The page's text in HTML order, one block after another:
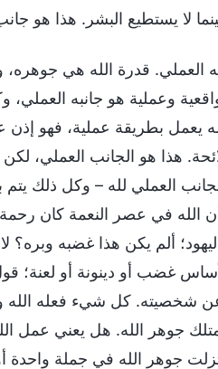
لا يستطيع البشر. هذا هو جانب
العملي. قدرة الله هي
واقعية وعملية هو جانبه
يعمل بطريقة عملية، فهو
هذا هو الجانب العملي،
العملي لله – وكل ذلك
الله في عصر النعمة كان
ألم يكن هذا غضبه
غضب أو دينونة أو لعنة؛
شخصيته. كل شيء فعله الله
جوهر الله. هل يعني عمل
جوهر الله في جملة واحدة